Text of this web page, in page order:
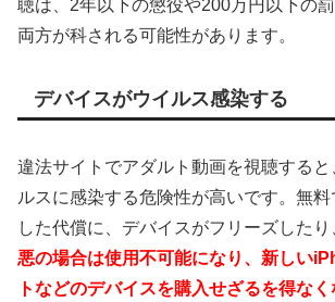
聴は、2年以下の懲役や200万円以下の
両方が科される可能性があります。
デバイスがウイルス感染する
違法サイトでアダルト動画を視聴すると
ルスに感染する危険性が高いです。無
した代償に、デバイスがフリーズしたり
悪の場合は使用不可能になり、新しい
トなどのデバイスを購入せざるを得な